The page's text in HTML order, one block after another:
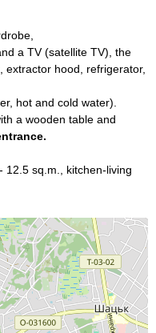
a TV (satellite TV), the
extractor hood, refrigerator,
hot and cold water).
a wooden table and
12.5 sq.m., kitchen-living
stove, sink, wooden
day(up to 5 adults per
01.09 to 31.05.